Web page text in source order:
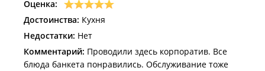
Оценка:
Достоинства: Кухня
Недостатки: Нет
Комментарий: Проводили здесь корпоратив. Все
блюда банкета понравились. Обслуживание тоже